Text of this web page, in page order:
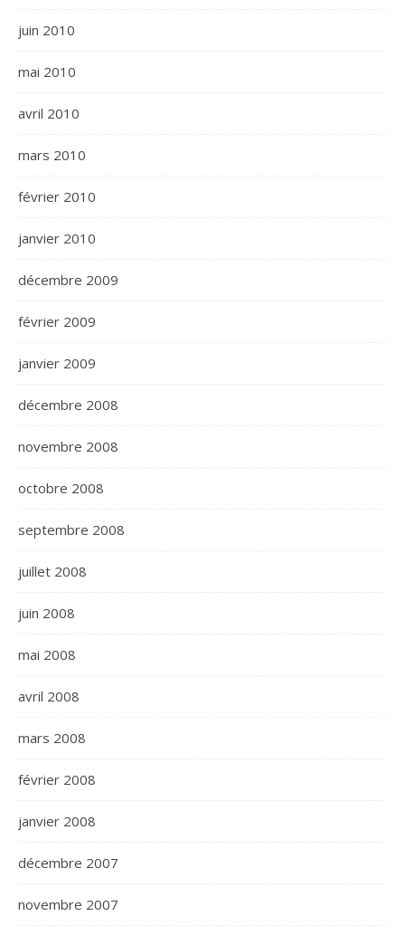
juin 2010
mai 2010
avril 2010
mars 2010
février 2010
janvier 2010
décembre 2009
février 2009
janvier 2009
décembre 2008
novembre 2008
octobre 2008
septembre 2008
juillet 2008
juin 2008
mai 2008
avril 2008
mars 2008
février 2008
janvier 2008
décembre 2007
novembre 2007